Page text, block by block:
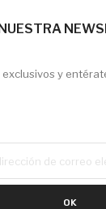
exclusivos y